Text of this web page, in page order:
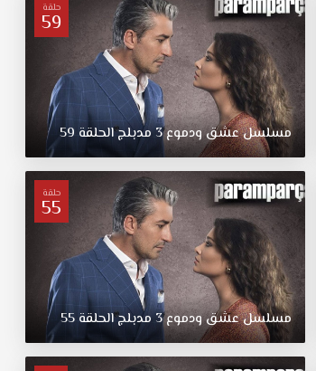
حلقة
59
مسلسلعشقودموع3 مدبلجالحلقة 59
حلقة
55
مسلسلعشقودموع3 مدبلجالحلقة55